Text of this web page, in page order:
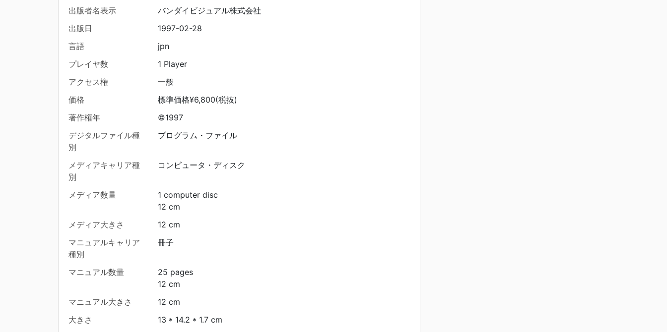
出版者名表示
バンダイビジュアル株式会社
出版日
1997-02-28
言語
jpn
プレイヤ数
1 Player
アクセス権
一般
価格
標準価格¥6,800(税抜)
著作権年
©1997
デジタルファイル種
別
プログラム・ファイル
メディアキャリア種
別
コンピュータ・ディスク
メディア数量
1 computer disc
12 cm
メディア大きさ
12 cm
マニュアルキャリア
種別
冊子
マニュアル数量
25 pages
12 cm
マニュアル大きさ
12 cm
大きさ
13 * 14.2 * 1.7 cm